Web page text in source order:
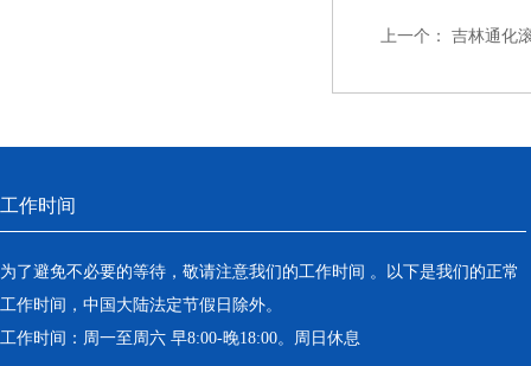
上一个： 吉林通化
工作时间
为了避免不必要的等待，敬请注意我们的工作时间 。以下是我们的正常
工作时间，中国大陆法定节假日除外。
工作时间：周一至周六 早8:00-晚18:00。周日休息